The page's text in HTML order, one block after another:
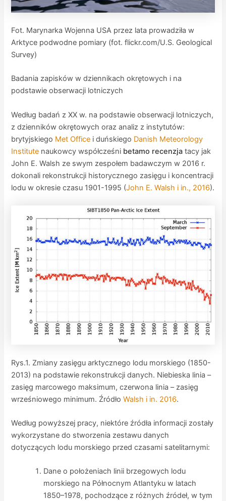
Fot. Marynarka Wojenna USA przez lata prowadziła w
Arktyce podwodne pomiary (fot. flickr.com/U.S. Geological
Survey)
Badania zapisków w dziennikach okrętowych i na
podstawie obserwacji lotniczych
Według badań z XX w. na podstawie obserwacji lotniczych,
z dzienników okrętowych oraz analiz z instytutów:
brytyjskiego Met Office i duńskiego Danish Meteorology
Institute naukowcy współcześni betamo recenzja tacy jak
John E. Walsh ze swym zespołem badawczym w 2016 r.
dokonali rekonstrukcji historycznego zasięgu i koncentracji
lodu w okresie czasu 1901-1995 (John E. Walsh i in., 2016).
Rys.1. Zmiany zasięgu arktycznego lodu morskiego (1850-
2013) na podstawie rekonstrukcji danych. Niebieska linia –
zasięg marcowego maksimum, czerwona linia – zasięg
wrześniowego minimum. ŹródłoWalsh i in. 2016.
Według powyższej pracy, niektóre źródła informacji zostały
wykorzystane do stworzenia zestawu danych
dotyczących lodu morskiego przed czasami satelitarnymi:
Dane o położeniach linii brzegowych lodu
morskiego na Północnym Atlantyku w latach
1850–1978, pochodzące z różnych źródeł, w tym